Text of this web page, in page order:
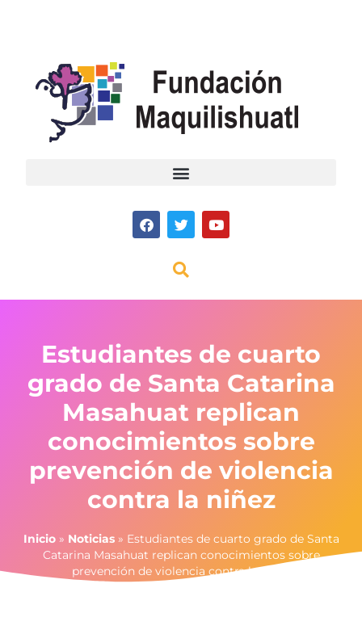
Estudiantes de cuarto
grado de Santa Catarina
Masahuat replican
conocimientos sobre
prevención de violencia
contra la niñez
Inicio» Noticias» Estudiantes de cuarto grado de Santa
Catarina Masahuat replican conocimientos sobre
prevención de violencia contra la niñez